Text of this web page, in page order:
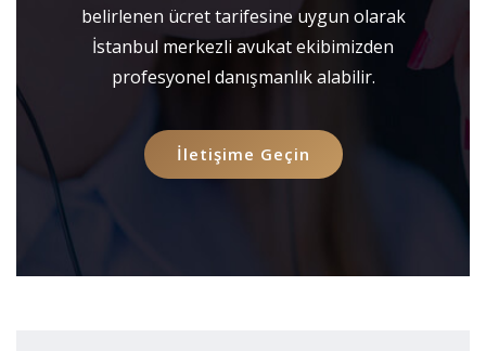
belirlenen ücret tarifesine uygun olarak
İstanbul merkezli avukat ekibimizden
profesyonel danışmanlık alabilir.
İletişime Geçin